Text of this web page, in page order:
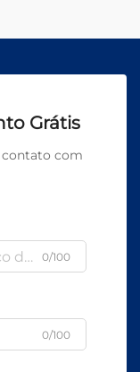
Grátis
contato com
0/100
0/100